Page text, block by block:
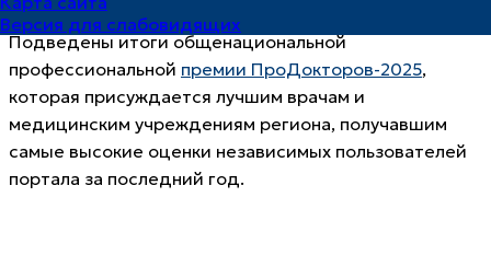
Версия для слабовидящих
Подведены итоги общенациональной
профессиональной премии ПроДокторов-2025,
которая присуждается лучшим врачам и
медицинским учреждениям региона, получавшим
самые высокие оценки независимых пользователей
портала за последний год.